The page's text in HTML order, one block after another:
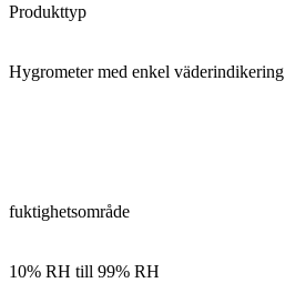
Produkttyp
Hygrometer med enkel väderindikering
fuktighetsområde
10% RH till 99% RH